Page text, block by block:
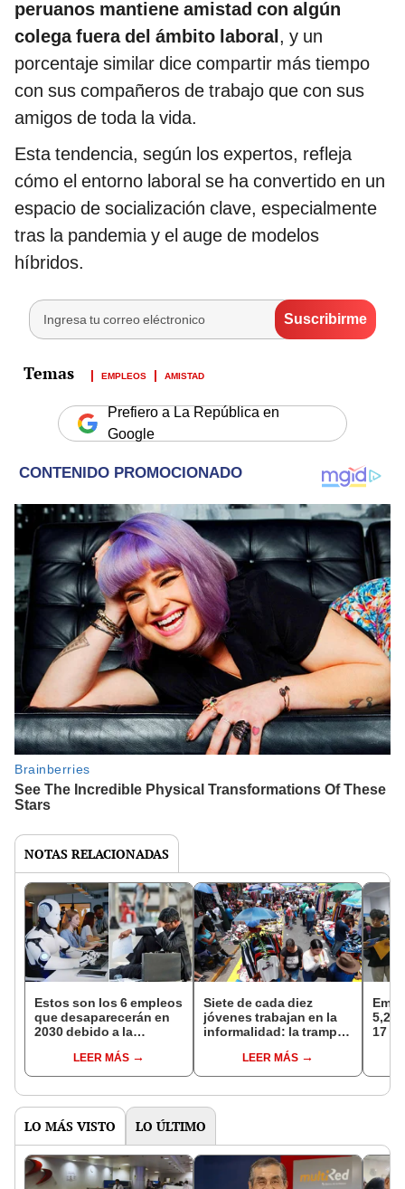
peruanos mantiene amistad con algún
colega fuera del ámbito laboral, y un
porcentaje similar dice compartir más tiempo
con sus compañeros de trabajo que con sus
amigos de toda la vida.
Esta tendencia, según los expertos, refleja
cómo el entorno laboral se ha convertido en un
espacio de socialización clave, especialmente
tras la pandemia y el auge de modelos
híbridos.
EMPLEOS AMISTAD
Prefiero a La República en
Google
NOTAS RELACIONADAS
Estos son los 6 empleos
que desaparecerán en
2030 debido a la
según un estudio
LEER MÁS
Siete de cada diez
jóvenes trabajan en la
informalidad: la trampa
LEER MÁS
17
LO MÁS VISTO LO ÚLTIMO